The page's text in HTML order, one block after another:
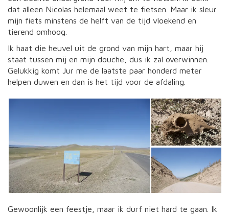
dat alleen Nicolas helemaal weet te fietsen. Maar ik sleur
mijn fiets minstens de helft van de tijd vloekend en
tierend omhoog.
Ik haat die heuvel uit de grond van mijn hart, maar hij
staat tussen mij en mijn douche, dus ik zal overwinnen.
Gelukkig komt Jur me de laatste paar honderd meter
helpen duwen en dan is het tijd voor de afdaling.
Gewoonlijk een feestje, maar ik durf niet hard te gaan. Ik